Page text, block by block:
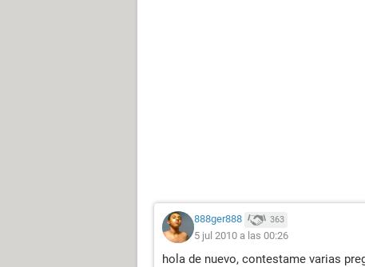
888ger888 363
5 jul 2010 a las 00:26
hola de nuevo, contestame varias